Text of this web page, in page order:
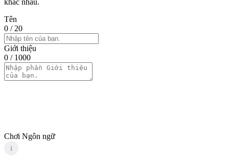
khác nhau.
Tên
0 / 20
Giới thiệu
0 / 1000
Chơi Ngôn ngữ
i